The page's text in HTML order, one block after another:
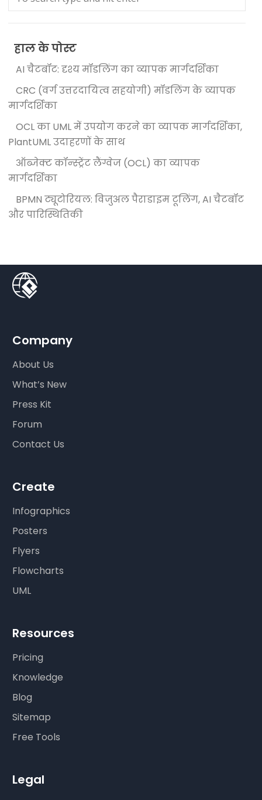
हाल के पोस्ट
AI चैटबॉट: दृश्य मॉडलिंग का व्यापक मार्गदर्शिका
CRC (वर्ग उत्तरदायित्व सहयोगी) मॉडलिंग के व्यापक
मार्गदर्शिका
OCL का UML में उपयोग करने का व्यापक मार्गदर्शिका,
PlantUML उदाहरणों के साथ
ऑब्जेक्ट कॉन्स्ट्रेंट लैंग्वेज (OCL) का व्यापक
मार्गदर्शिका
BPMN ट्यूटोरियल: विजुअल पैराडाइम टूलिंग, AI चैटबॉट
और पारिस्थितिकी
Company
About Us
What’s New
Press Kit
Forum
Contact Us
Create
Infographics
Posters
Flyers
Flowcharts
UML
Resources
Pricing
Knowledge
Blog
Sitemap
Free Tools
Legal